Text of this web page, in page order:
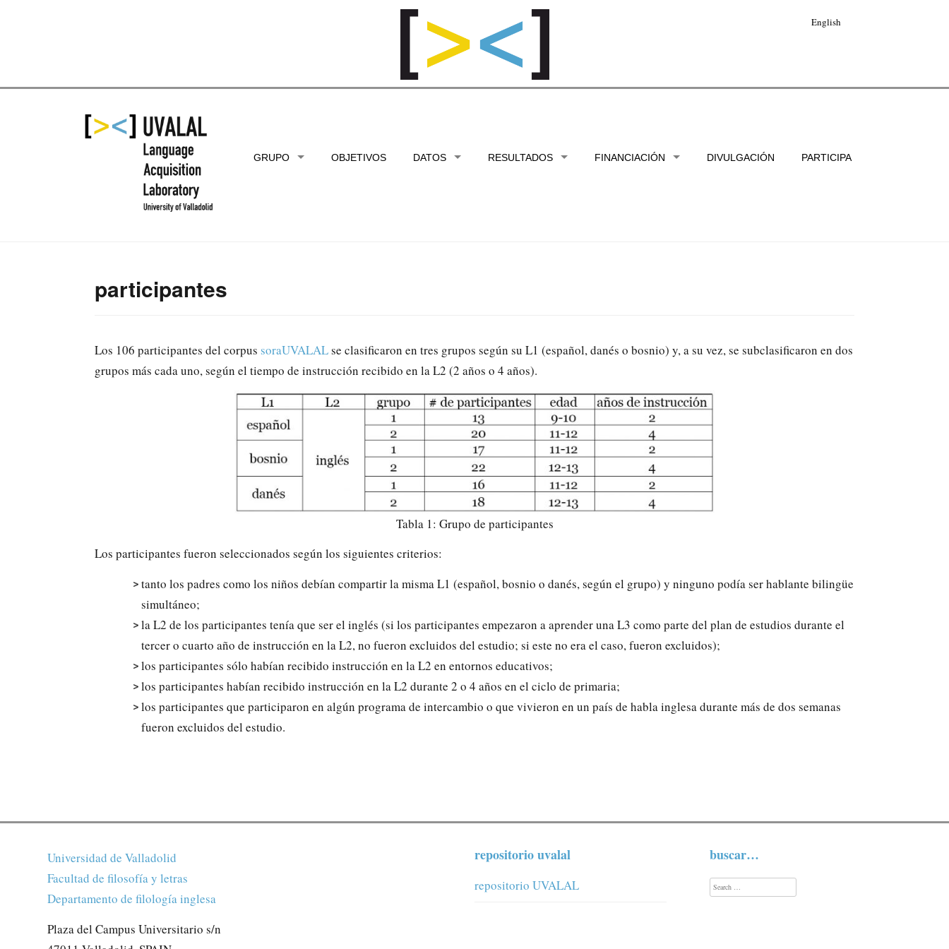
English
Skip
GRUPO OBJETIVOS DATOS RESULTADOS FINANCIACIÓN DIVULGACIÓN PARTICIPA
participantes
Los 106 participantes del corpus soraUVALALse clasificaron en tres grupos según su L1 (español, danés o bosnio) y, a su vez, se subclasificaron en dos
grupos más cada uno, según el tiempo de instrucción recibido en la L2 (2 años o 4 años).
Tabla 1: Grupo de participantes
Los participantes fueron seleccionados según los siguientes criterios:
tanto los padres como los niños debían compartir la misma L1 (español, bosnio o danés, según el grupo) y ninguno podía ser hablante bilingüe
simultáneo;
la L2 de los participantes tenía que ser el inglés (si los participantes empezaron a aprender una L3 como parte del plan de estudios durante el
tercer o cuarto año de instrucción en la L2, no fueron excluidos del estudio; si este no era el caso, fueron excluidos);
los participantes sólo habían recibido instrucción en la L2 en entornos educativos;
los participantes habían recibido instrucción en la L2 durante 2 o 4 años en el ciclo de primaria;
los participantes que participaron en algún programa de intercambio o que vivieron en un país de habla inglesa durante más de dos semanas
fueron excluidos del estudio.
Universidad de Valladolid
Facultad de filosofía y letras
Departamento de filología inglesa
Plaza del Campus Universitario s/n
repositorio uvalal
repositorio UVALAL
buscar…
Search